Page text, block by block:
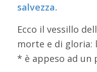
salvezza.
Ecco il vessillo
morte e di gloria:
* è appeso ad un